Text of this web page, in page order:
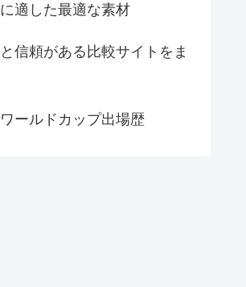
適した最適な素材
信頼がある比較サイトをま
ールドカップ出場歴